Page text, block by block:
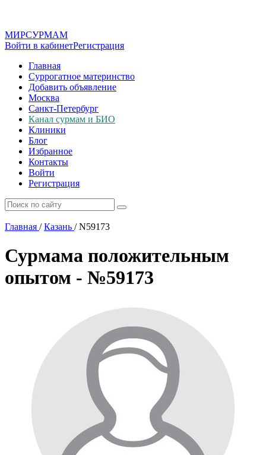
МИРСУРМАМ
Войти в кабинетРегистрация
Главная
Суррогатное материнство
Добавить объявление
Москва
Санкт-Петербург
Канал сурмам и БИО
Клиники
Блог
Избранное
Контакты
Войти
Регистрация
Главная / Казань /N59173
Сурмама положительным
опытом - №59173